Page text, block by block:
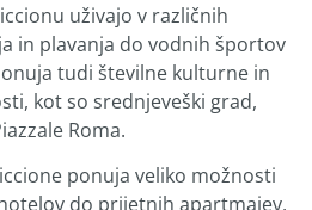
uživajo v različnih
in plavanja do vodnih športov
tudi številne kulturne in
kot so srednjeveški grad,
Roma.
ponuja veliko možnosti
do prijetnih apartmajev,